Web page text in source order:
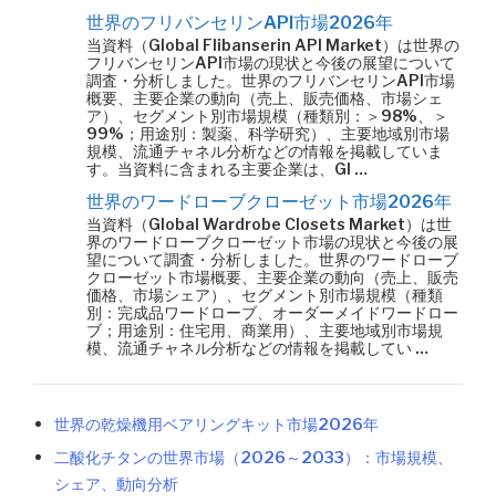
世界のフリバンセリンAPI市場2026年
当資料（Global Flibanserin API Market）は世界の
フリバンセリンAPI市場の現状と今後の展望について
調査・分析しました。世界のフリバンセリンAPI市場
概要、主要企業の動向（売上、販売価格、市場シェ
ア）、セグメント別市場規模（種類別：＞98%、＞
99%；用途別：製薬、科学研究）、主要地域別市場
規模、流通チャネル分析などの情報を掲載していま
す。当資料に含まれる主要企業は、Gl …
世界のワードローブクローゼット市場2026年
当資料（Global Wardrobe Closets Market）は世
界のワードローブクローゼット市場の現状と今後の展
望について調査・分析しました。世界のワードローブ
クローゼット市場概要、主要企業の動向（売上、販売
価格、市場シェア）、セグメント別市場規模（種類
別：完成品ワードローブ、オーダーメイドワードロー
ブ；用途別：住宅用、商業用）、主要地域別市場規
模、流通チャネル分析などの情報を掲載してい …
世界の乾燥機用ベアリングキット市場2026年
二酸化チタンの世界市場（2026～2033）：市場規模、
シェア、動向分析